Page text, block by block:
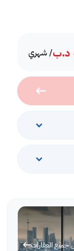
د.ب/ شهري
العقارات